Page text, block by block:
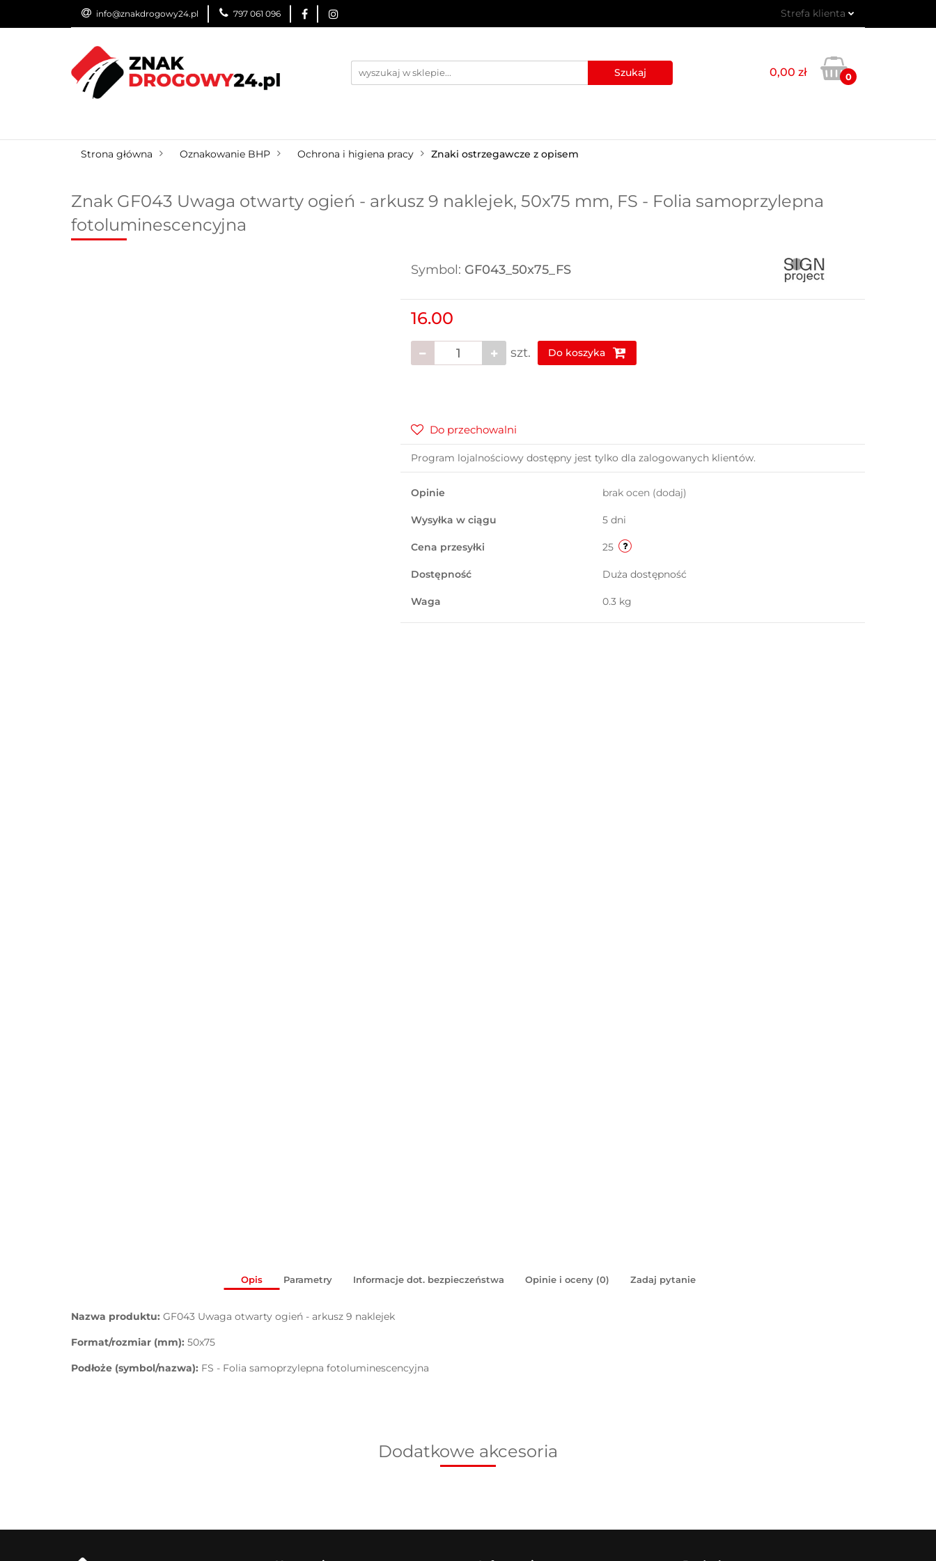
info@znakdrogowy24.pl 797 061 096 Strefa klienta
Zarejestruj się
Dodaj zgłoszenie
0,00 zł 0
ZNAKI DROGOWE URZĄDZENIA BRD
Strona główna Oznakowanie BHP Ochrona i higiena pracy Znaki ostrzegawcze z opisem
Znak GF043 Uwaga otwarty ogień - arkusz 9 naklejek, 50x75 mm, FS - Folia samoprzylepna
fotoluminescencyjna
Symbol: GF043_50x75_FS
16.00
szt. Do koszyka
Do przechowalni
Program lojalnościowy dostępny jest tylko dla zalogowanych klientów.
Opinie brak ocen (dodaj)
Wysyłka w ciągu 5 dni
Cena przesyłki 25
Dostępność Duża dostępność
Waga 0.3 kg
Opis Parametry Informacje dot. bezpieczeństwa Opinie i oceny (0) Zadaj pytanie
Nazwa produktu: GF043 Uwaga otwarty ogień - arkusz 9 naklejek
Format/rozmiar (mm): 50x75
Podłoże (symbol/nazwa): FS - Folia samoprzylepna fotoluminescencyjna
Dodatkowe akcesoria